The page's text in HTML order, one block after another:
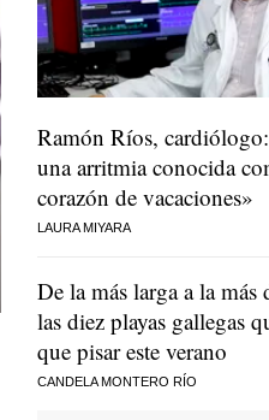
Ramón Ríos,
una arritmia conocida
corazón de vacaciones»
LAURA MIYARA
De la más larga a la más
las diez playas gallegas
que pisar este verano
CANDELA MONTERO RÍO